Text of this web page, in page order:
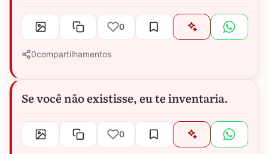
0
0compartilhamentos
Se você não existisse, eu te inventaria.
0